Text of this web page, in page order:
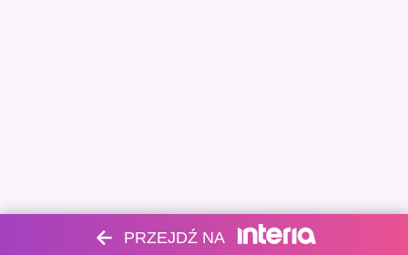
PRZEJDŹ NA